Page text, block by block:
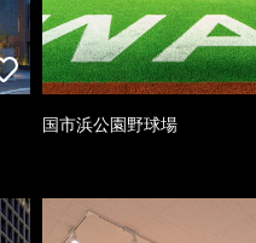
国市浜公園野球場